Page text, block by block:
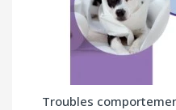
Troubles